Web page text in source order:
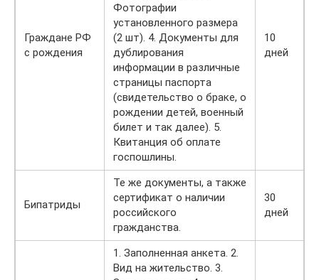
Граждане РФ
с рождения
Фотографии
установленного размера
(2 шт). 4. Документы для
дублирования
информации в различные
страницы паспорта
(свидетельство о браке, о
рождении детей, военный
билет и так далее). 5.
Квитанция об оплате
госпошлины.
10
дней
Бипатриды
Те же документы, а также
сертификат о наличии
российского
гражданства.
30
дней
1. Заполненная анкета. 2.
Вид на жительство. 3.